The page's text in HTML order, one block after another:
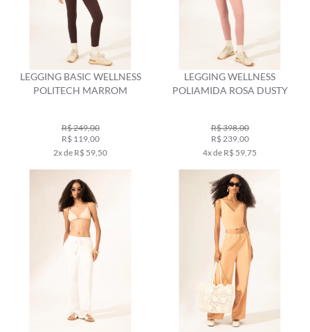
LEGGING BASIC WELLNESS
POLITECH MARROM
R$ 249,00
R$ 119,00
2x de R$ 59,50
LEGGING WELLNESS
POLIAMIDA ROSA DUSTY
R$ 398,00
R$ 239,00
4x de R$ 59,75